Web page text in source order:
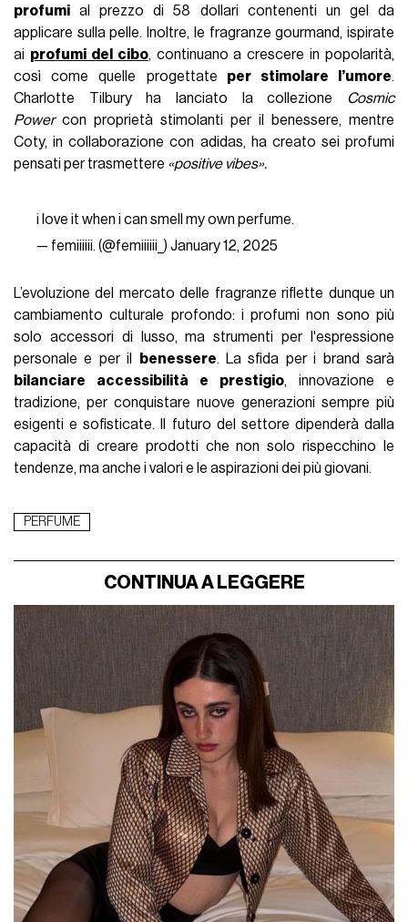
profumi al prezzo di 58 dollari contenenti un gel da
applicare sulla pelle. Inoltre, le fragranze gourmand, ispirate
ai profumi del cibo, continuano a crescere in popolarità,
così come quelle progettate per stimolare l’umore.
Charlotte Tilbury ha lanciato la collezione Cosmic
Powercon proprietà stimolanti per il benessere, mentre
Coty, in collaborazione con adidas, ha creato sei profumi
pensati per trasmettere «positive vibes».
i love it when i can smell my own perfume.
— femiiiiii. (@femiiiiii_) January 12, 2025
L’evoluzione del mercato delle fragranze riflette dunque un
cambiamento culturale profondo: i profumi non sono più
solo accessori di lusso, ma strumenti per l'espressione
personale e per il
benessere. La sfida per i brand sarà
bilanciare accessibilità e prestigio, innovazione e
tradizione, per conquistare nuove generazioni sempre più
esigenti e sofisticate. Il futuro del settore dipenderà dalla
capacità di creare prodotti che non solo rispecchino le
tendenze, ma anche i valori e le aspirazioni dei più giovani.
PERFUME
CONTINUA A LEGGERE